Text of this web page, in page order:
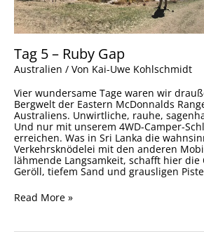
Tag 5 – Ruby Gap
Australien / Von Kai-Uwe Kohlschmidt
Vier wundersame Tage waren wir
Bergwelt der Eastern McDonnalds
Australiens. Unwirtliche, rauhe,
Und nur mit unserem 4WD-Camper-
erreichen. Was in Sri Lanka die
Verkehrsknödelei mit den anderen
lähmende Langsamkeit, schafft hier die
Geröll, tiefem Sand und grausligen
Read More »